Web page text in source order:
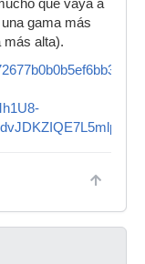
que vaya a
gama más
más alta).